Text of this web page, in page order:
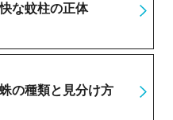
な蚊柱の正体
の種類と見分け方